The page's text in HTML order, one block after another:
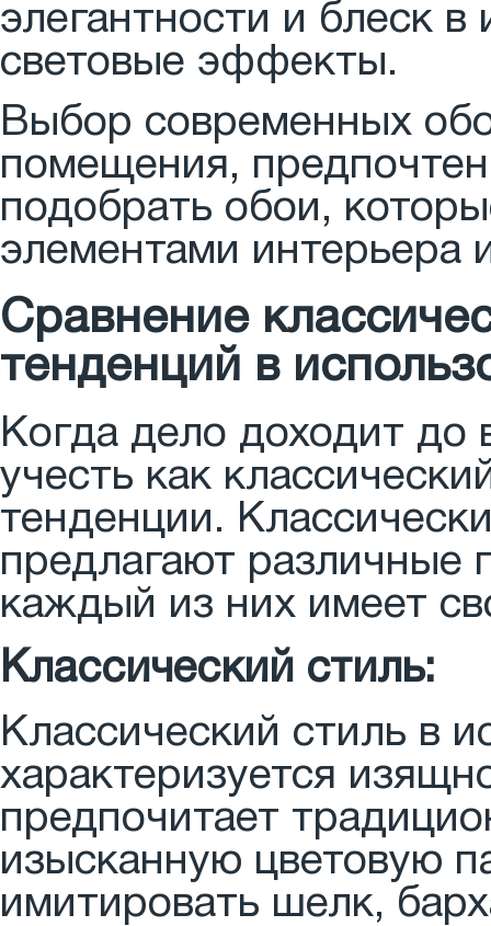
элегантности и блеск
световые эффекты.
Выбор современных
помещения,
подобрать обои,
элементами
Сравнение
тенденций в
Когда дело доходит до
учесть как
тенденции.
предлагают различные
каждый из них имеет
Классический стиль:
Классический стиль в
характеризуется
предпочитает
изысканную цветовую
имитировать шелк,